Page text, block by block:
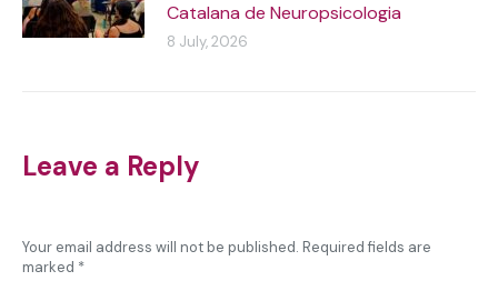
Catalana de Neuropsicologia
8 July, 2026
Leave a Reply
Your email address will not be published. Required fields are
marked *